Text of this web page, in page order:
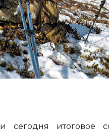
сегодня итоговое